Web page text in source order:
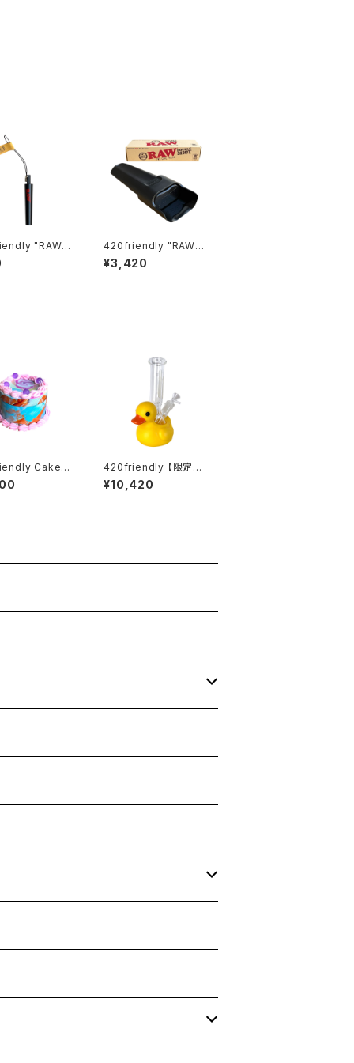
"RAW"
Creator
ニ コーンクリ
420friendly "RAW"
ダブルショットコーンフ
ィラー 2本同時フィル可
¥3,420
Cake-S
Metal Grinde
）グラインダ
420friendly 【限定コ
レクション】Yellow Ru
bber Duck Glass Bo
¥10,420